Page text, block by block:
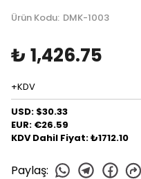
Ürün Kodu: DMK-1003
₺ 1,426.75
+KDV
USD: $30.33
EUR: €26.59
KDV Dahil Fiyat: ₺1712.10
Paylaş: